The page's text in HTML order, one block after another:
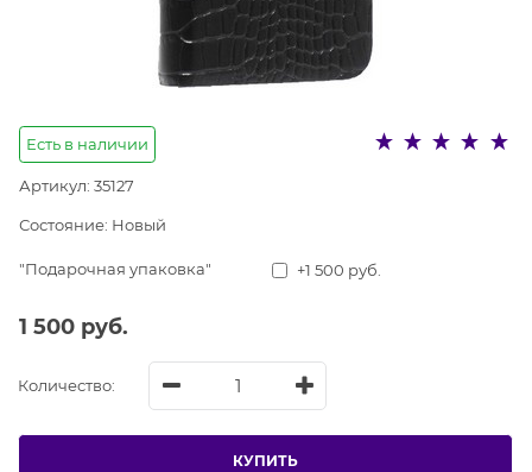
Есть в наличии
Артикул: 35127
Состояние: Новый
"Подарочная упаковка" +1 500 руб.
1 500 руб.
Количество:
КУПИТЬ